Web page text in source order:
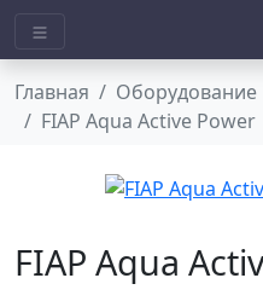
Главная Оборудование
FIAP Aqua Active Power
FIAP Aqua